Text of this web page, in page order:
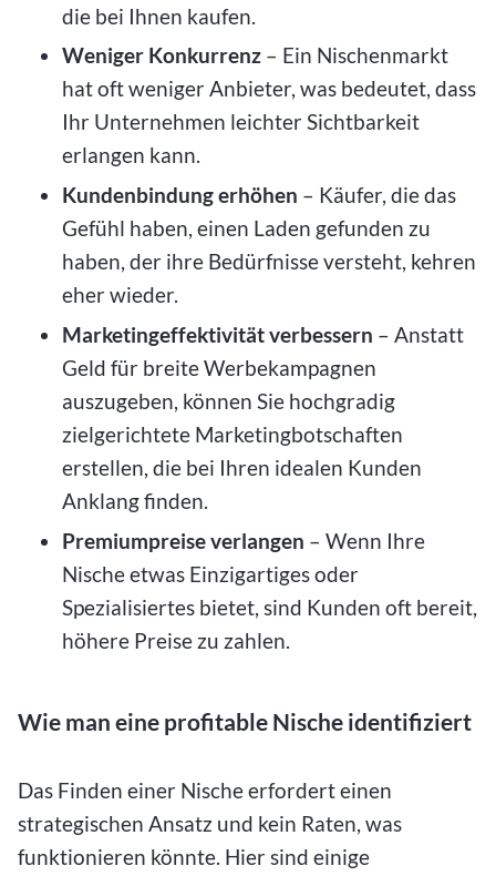
die bei Ihnen kaufen.
Weniger Konkurrenz – Ein Nischenmarkt
hat oft weniger Anbieter, was bedeutet, dass
Ihr Unternehmen leichter Sichtbarkeit
erlangen kann.
Kundenbindung erhöhen – Käufer, die das
Gefühl haben, einen Laden gefunden zu
haben, der ihre Bedürfnisse versteht, kehren
eher wieder.
Marketingeffektivität verbessern – Anstatt
Geld für breite Werbekampagnen
auszugeben, können Sie hochgradig
zielgerichtete Marketingbotschaften
erstellen, die bei Ihren idealen Kunden
Anklang finden.
Premiumpreise verlangen – Wenn Ihre
Nische etwas Einzigartiges oder
Spezialisiertes bietet, sind Kunden oft bereit,
höhere Preise zu zahlen.
Wie man eine profitable Nische identifiziert
Das Finden einer Nische erfordert einen
strategischen Ansatz und kein Raten, was
funktionieren könnte. Hier sind einige